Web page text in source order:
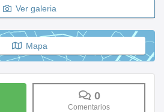
Ver galeria
Mapa
0
Comentarios